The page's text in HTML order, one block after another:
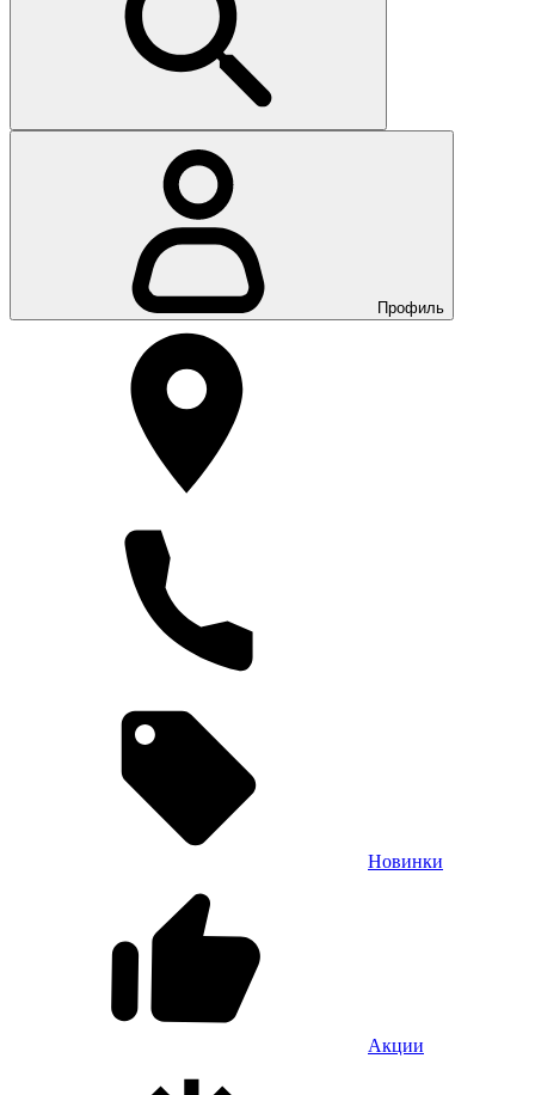
Профиль
Новинки
Акции